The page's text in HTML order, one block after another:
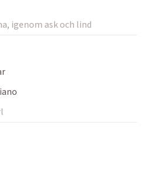
igenom ask och lind